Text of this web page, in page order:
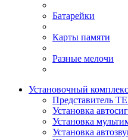
Батарейки
Карты памяти
Разные мелочи
Установочный комплекс
Представитель
Установка
Установка
Установка